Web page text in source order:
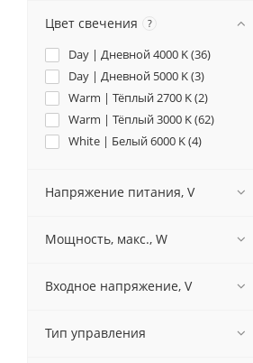
Цвет свечения ?
Day | Дневной 4000 K (36)
Day | Дневной 5000 K (3)
Warm | Тёплый 2700 K (2)
Warm | Тёплый 3000 K (62)
White | Белый 6000 K (4)
Напряжение питания, V
Мощность, макс., W
Входное напряжение, V
Тип управления